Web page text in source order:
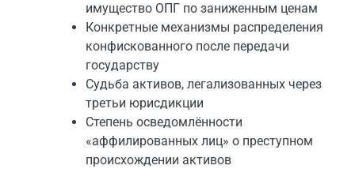
имущество ОПГ по заниженным ценам
Конкретные механизмы распределения
конфискованного после передачи
государству
Судьба активов, легализованных через
третьи юрисдикции
Степень осведомлённости
«аффилированных лиц» о преступном
происхождении активов